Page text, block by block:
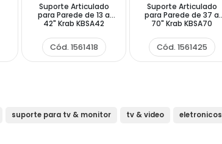
Suporte Articulado
para Parede de 13 a
42" Krab KBSA42
Cód. 1561418
Suporte Articulado
para Parede de 37 a
70" Krab KBSA70
Cód. 1561425
suporte para tv & monitor tv & video eletronicos